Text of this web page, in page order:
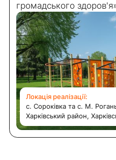
громадського
Локація реалізації:
с. Сороківка та с. М.
Харківський район,